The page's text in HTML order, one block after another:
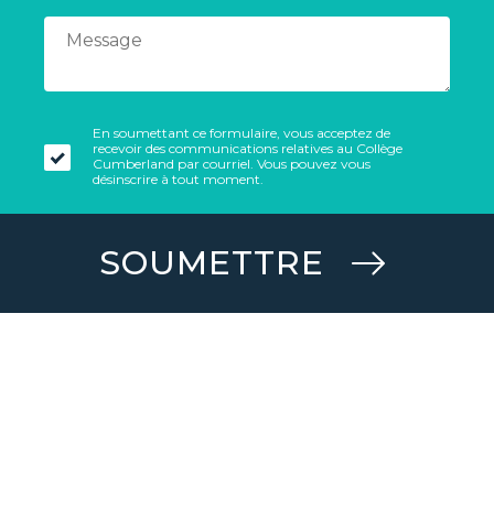
En soumettant ce formulaire, vous acceptez de
recevoir des communications relatives au Collège
Cumberland par courriel. Vous pouvez vous
désinscrire à tout moment.
SOUMETTRE